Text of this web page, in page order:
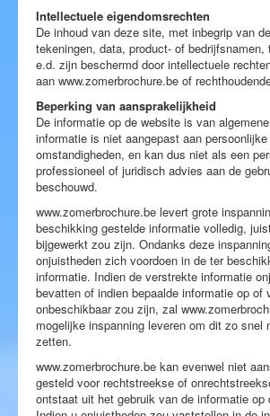
Blog
Intellectuele eigendomsrechten
De inhoud van deze site, met inbegrip van
tekeningen, data, product- of bedrijfsnamen,
e.d. zijn beschermd door intellectuele
aan www.zomerbrochure.be of
Beperking van aansprakelijkheid
De informatie op de website is van
informatie is niet aangepast aan
omstandigheden, en kan dus niet als een
professioneel of juridisch advies aan de
beschouwd.
www.zomerbrochure.be levert grote
beschikking gestelde informatie volledig,
bijgewerkt zou zijn. Ondanks deze
onjuistheden zich voordoen in de ter
informatie. Indien de verstrekte informatie
bevatten of indien bepaalde informatie op of
onbeschikbaar zou zijn, zal
mogelijke inspanning leveren om dit zo snel
zetten.
www.zomerbrochure.be kan evenwel niet
gesteld voor rechtstreekse of
ontstaat uit het gebruik van de informatie op